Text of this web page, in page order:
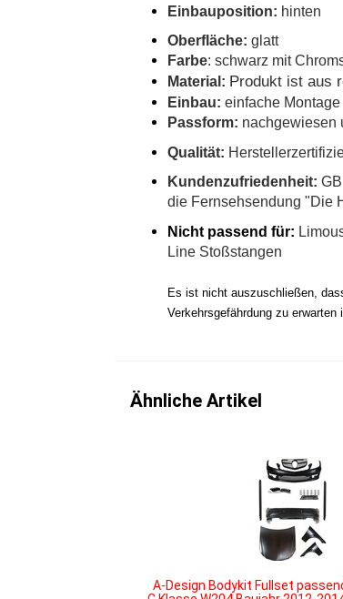
Einbauposition: hinten
Oberfläche: glatt
Farbe: schwarz mit
Material: Produkt ist aus
Einbau: einfache
Passform: nachgewiesen
Qualität:
Kundenzufriedenheit:
die Fernsehsendung "Die
Nicht passend für:
Line Stoßstangen
Es ist nicht auszuschließen,
Verkehrsgefährdung zu
Ähnliche Artikel
A-Design Bodykit Fullset